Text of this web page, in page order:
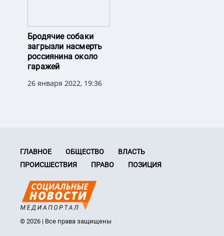
Бродячие собаки
загрызли насмерть
россиянина около
гаражей
26 января 2022, 19:36
ГЛАВНОЕ ОБЩЕСТВО
ВЛАСТЬ
ПРОИСШЕСТВИЯ
ПРАВО ПОЗИЦИЯ
© 2026 | Все права защищены